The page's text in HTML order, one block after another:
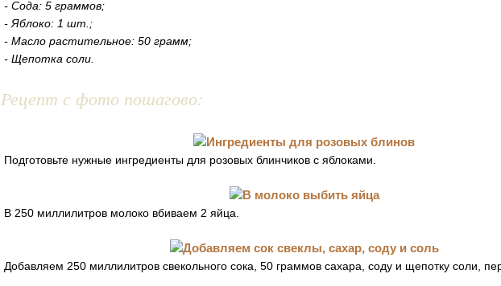
- Сода: 5 граммов;
- Яблоко: 1 шт.;
- Масло растительное: 50 грамм;
- Щепотка соли.
Рецепт с фото пошагово:
Подготовьте нужные ингредиенты для розовых блинчиков с яблоками.
В 250 миллилитров молоко вбиваем 2 яйца.
Добавляем 250 миллилитров свекольного сока, 50 граммов сахара, соду и щепотку соли,